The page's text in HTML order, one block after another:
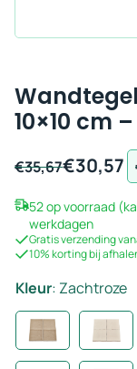
10×10 cm
€35,67
Oorspronkelijke
was:
€35,67.
€30,57
Huidige
is:
€30,57.
52 op voorraad
werkdagen
Gratis verzending
10% korting bij
Kleur: Zachtroze